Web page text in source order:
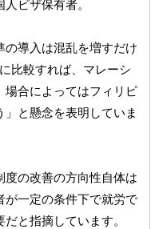
ビザ保有者。
の導入は混乱を増すだけ
比較すれば、マレーシ
場合によってはフィリピ
と懸念を表明していま
の改善の方向性自体は
が一定の条件下で就労で
と指摘しています。